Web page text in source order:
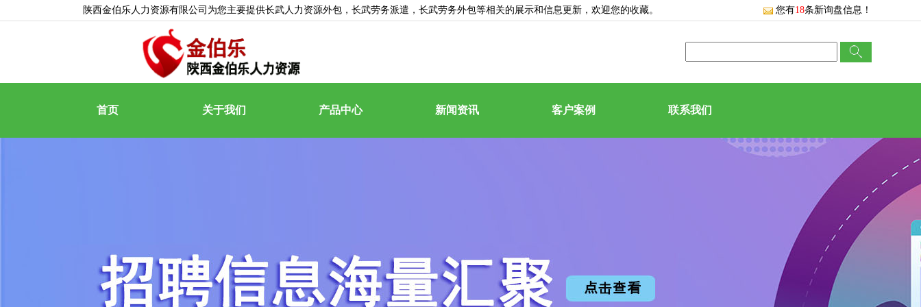
陕西金伯乐人力资源有限公司为您主要提供长武人力资源外包 ，长武劳务派遣，长武劳务外包等相关的展示和信息更新，欢迎您的收藏。 您有18条新询盘信息！
首页 关于我们 产品中心 新闻资讯 客户案例 联系我们